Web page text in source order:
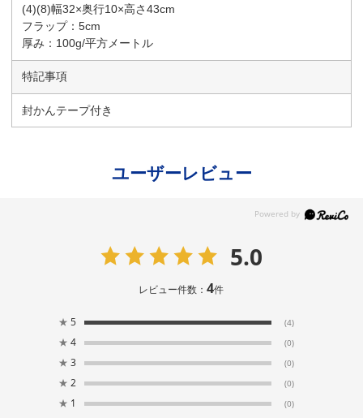
(4)(8)幅32×奥行10×高さ43cm
フラップ：5cm
厚み：100g/平方メートル
特記事項
封かんテープ付き
ユーザーレビュー
5.0
レビュー件数：4件
★ 5 (4)
★ 4 (0)
★ 3 (0)
★ 2 (0)
★ 1 (0)